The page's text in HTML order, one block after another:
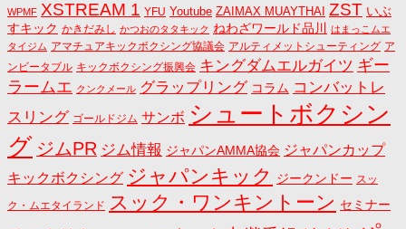
WPMF XSTREAM 1 YFU Youtube ZAIMAX MUAYTHAI ZST いぶ
すキック かきだみし かつおのタタキック ねわざワールド品川
はまっこムエ
タイジム アマチュアキックボクシング協議会 アルティメットシューティング ア
ンビータブル キックボクシング振興会 キングダムエルガイツ ギー
ラームエ クンクメール グラップリング コラム コンバットレ
スリング ゴールドジム サンボ シュートボクシン
グ ジムPR ジム情報 ジャパンAMMA協会 ジャパンカップ
キックボクシング ジャパンキック ジークンドー スッ
ク・ムエタイランド スック・ワンキントーン セミナー